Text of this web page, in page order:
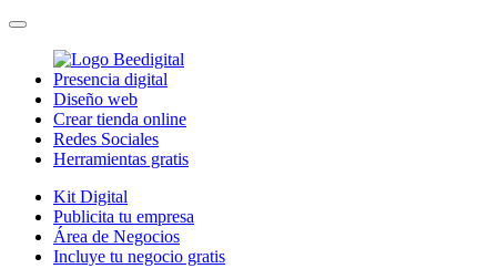
Presencia digital
Diseño web
Crear tienda online
Redes Sociales
Herramientas gratis
Kit Digital
Publicita tu empresa
Área de Negocios
Incluye tu negocio gratis